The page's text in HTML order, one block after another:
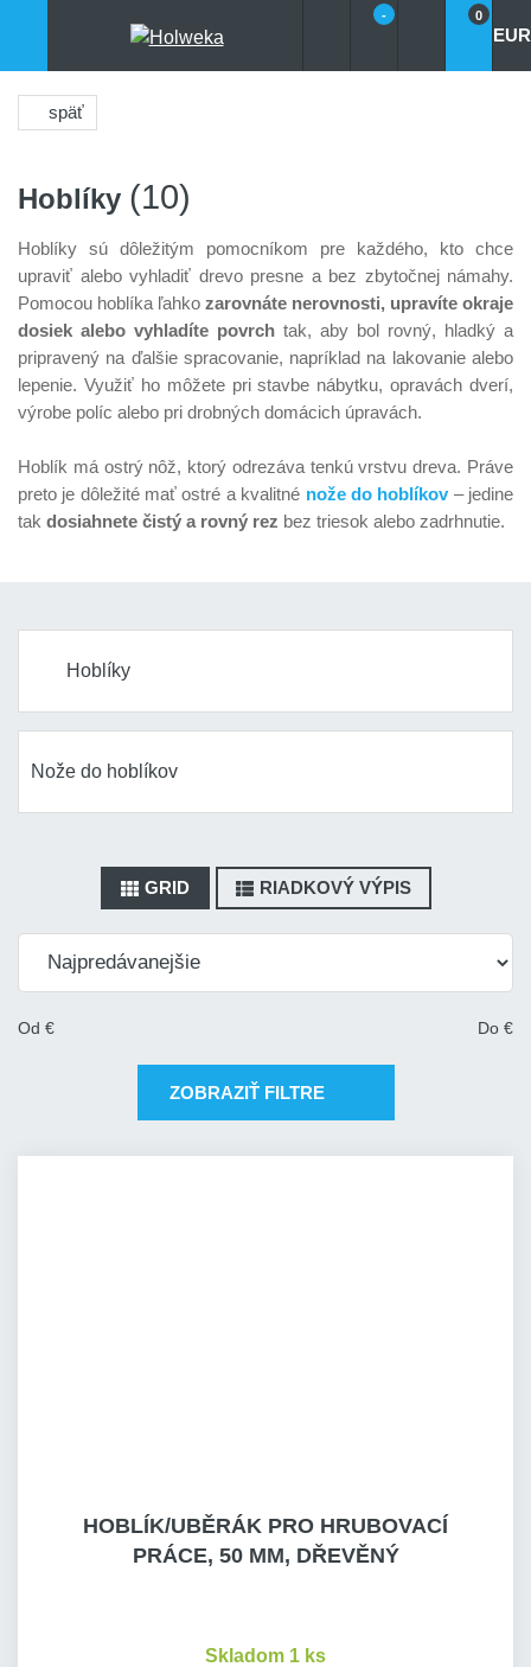
- 0
EUR
späť
Hoblíky (10)
Hoblíky sú dôležitým pomocníkom pre každého, kto chce
upraviť alebo vyhladiť drevo presne a bez zbytočnej námahy.
Pomocou hoblíka ľahko zarovnáte nerovnosti, upravíte okraje
dosiek alebo vyhladíte povrch tak, aby bol rovný, hladký a
pripravený na ďalšie spracovanie, napríklad na lakovanie alebo
lepenie. Využiť ho môžete pri stavbe nábytku, opravách dverí,
výrobe políc alebo pri drobných domácich úpravách.
Hoblík má ostrý nôž, ktorý odrezáva tenkú vrstvu dreva. Práve
preto je dôležité mať ostré a kvalitné nože do hoblíkov– jedine
tak dosiahnete čistý a rovný rez bez triesok alebo zadrhnutie.
Hoblíky
Nože do hoblíkov
GRID RIADKOVÝ VÝPIS
Od € Do €
ZOBRAZIŤ FILTRE
HOBLÍK/UBĚRÁK PRO HRUBOVACÍ
PRÁCE, 50 MM, DŘEVĚNÝ
Skladom 1 ks